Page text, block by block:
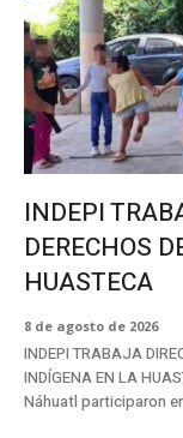
INDEPI
DERECHOS
HUASTECA
8 de agosto de 2026
INDEPI TRABAJA
INDÍGENA EN LA HUASTECA * Niñas y niños de
Náhuatl participaron